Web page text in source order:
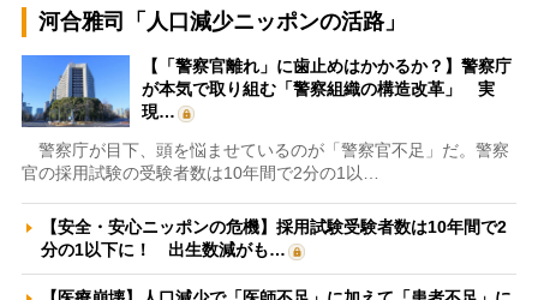
河合雅司「人口減少ニッポンの活路」
【「警察官離れ」に歯止めはかかるか？】警察庁
が本気で取り組む「警察組織の構造改革」 実
現…
警察庁が目下、頭を悩ませているのが「警察官不足」だ。警察
官の採用試験の受験者数は10年間で2分の1以…
【安全・安心ニッポンの危機】採用試験受験者数は10年間で2
分の1以下に！ 出生数減がも…